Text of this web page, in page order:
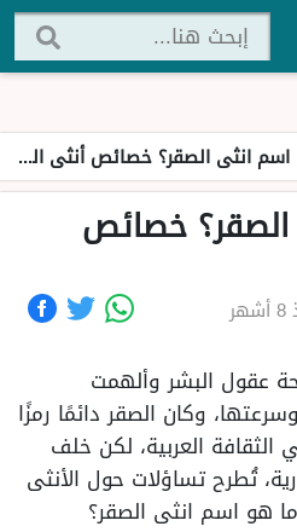
انثى الصقر؟ خصائص أنثى الصقر
خصائص
عقول البشر وألهمت
وكان الصقر دائمًا رمزًا
الثقافة العربية، لكن خلف
تُطرح تساؤلات حول الأنثى
هو اسم انثى الصقر؟